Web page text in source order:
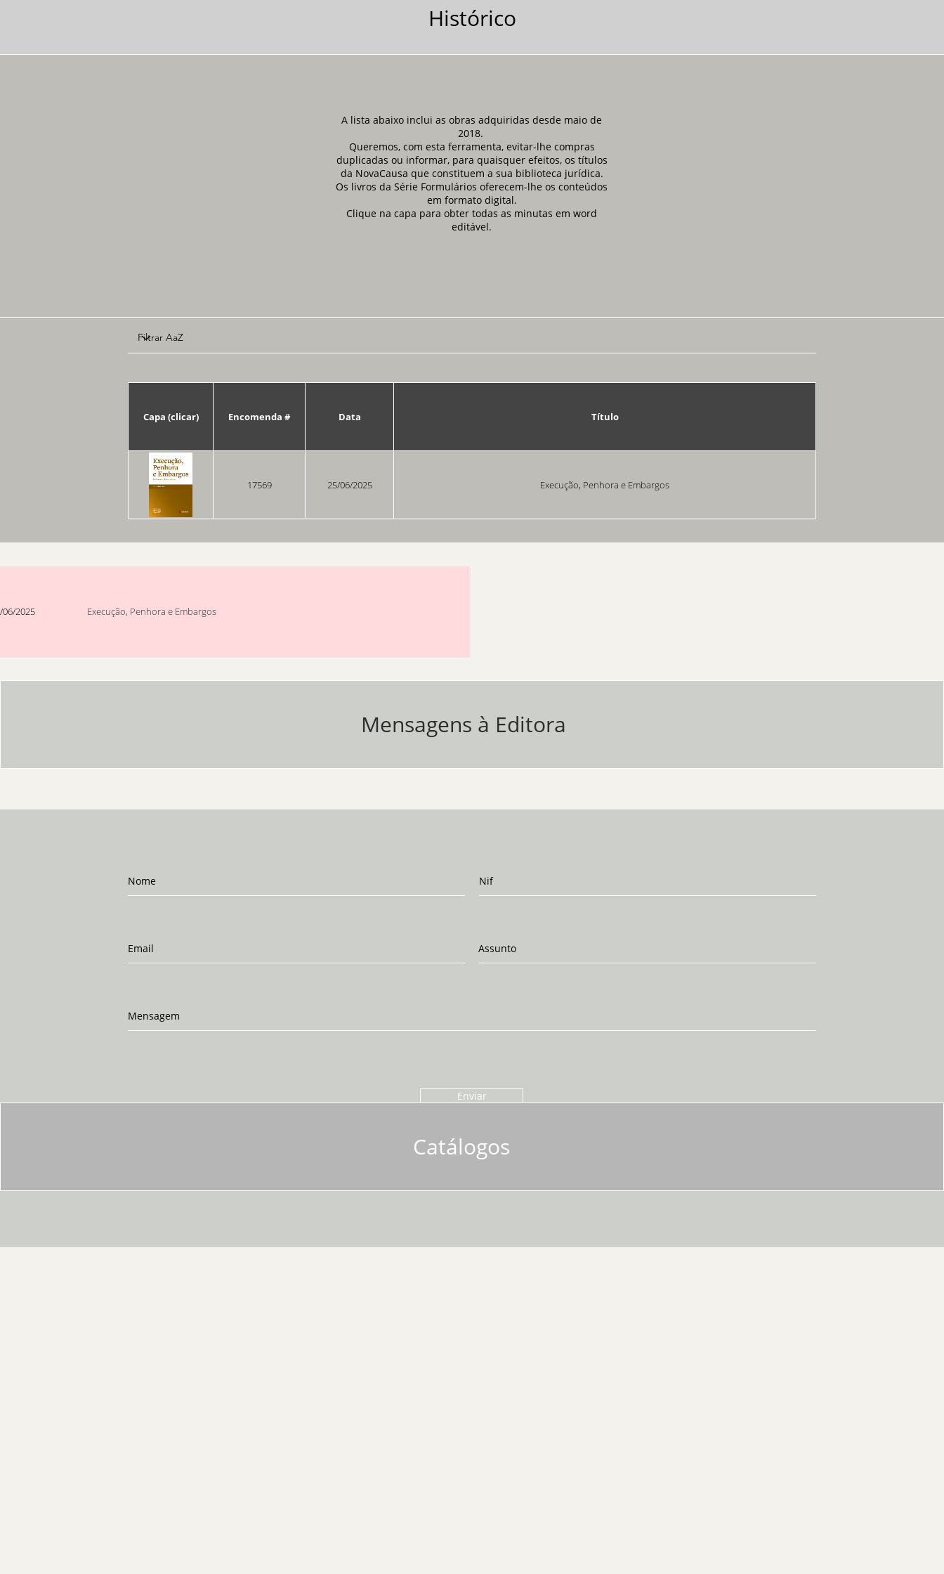
Histórico
A lista abaixo inclui as obras adquiridas desde maio de
2018.
Queremos, com esta ferramenta, evitar-lhe compras
duplicadas ou informar, para quaisquer efeitos, os títulos
da NovaCausa que constituem a sua biblioteca jurídica.
Os livros da Série Formulários oferecem-lhe os conteúdos
em formato digital.
Clique na capa para obter todas as minutas em word
editável.
Capa (clicar) Encomenda # Data Título
17569 25/06/2025 Execução, Penhora e Embargos
06/2025 Execução, Penhora e Embargos
Mensagens à Editora
Enviar
Catálogos